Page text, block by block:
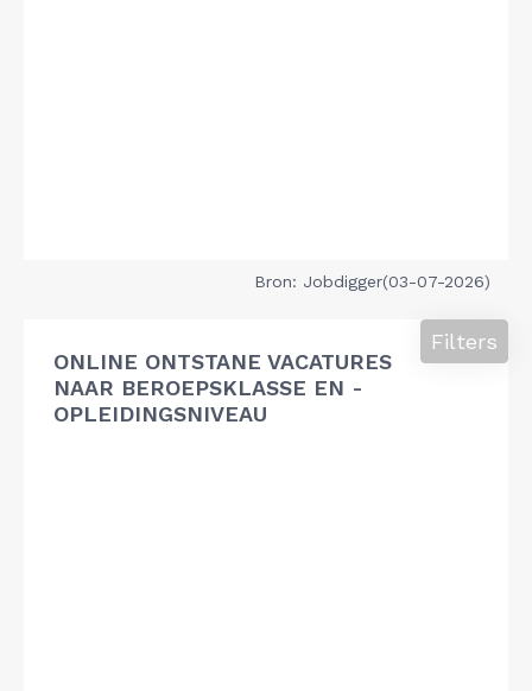
Bron: Jobdigger(03-07-2026)
ONLINE ONTSTANE VACATURES
NAAR BEROEPSKLASSE EN -
OPLEIDINGSNIVEAU
Filters